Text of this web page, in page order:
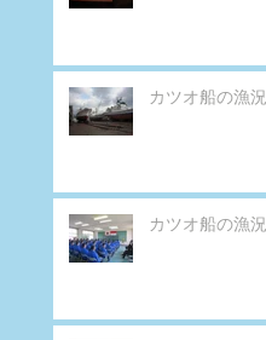
カツオ船の漁況
カツオ船の漁況